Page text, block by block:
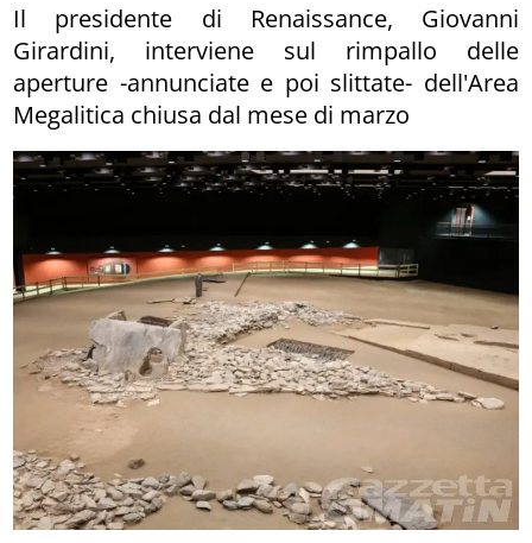
Il presidente di Renaissance, Giovanni
Girardini, interviene sul rimpallo delle
aperture -annunciate e poi slittate- dell'Area
Megalitica chiusa dal mese di marzo